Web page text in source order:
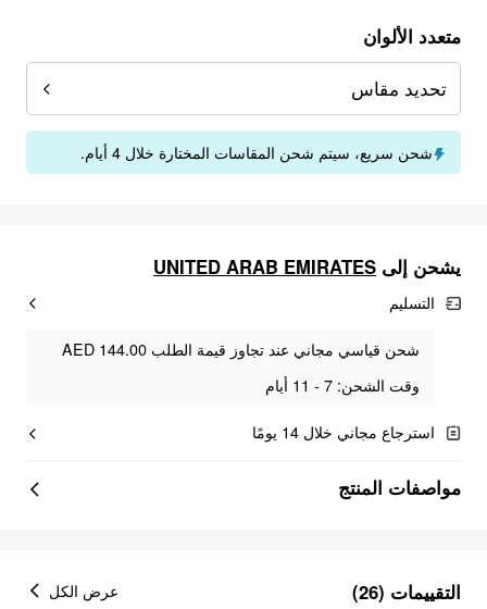
متعدد الألوان
تحديد مقاس
شحن سريع، سيتم شحن المقاسات المختارة خلال 4 أيام.
يشحن إلى UNITED ARAB EMIRATES
التسليم
شحن قياسي مجاني عند تجاوز قيمة الطلب AED 144.00
وقت الشحن: 7 - 11 أيام
استرجاع مجاني خلال 14 يومًا
مواصفات المنتج
التقييمات (26) عرض الكل